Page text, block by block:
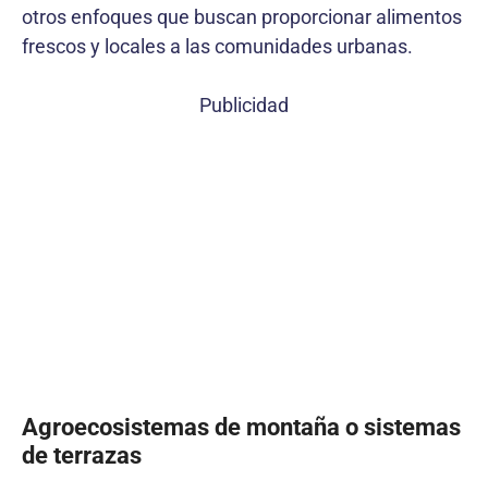
otros enfoques que buscan proporcionar alimentos
frescos y locales a las comunidades urbanas.
Publicidad
Agroecosistemas de montaña o sistemas
de terrazas